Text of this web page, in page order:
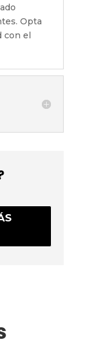
Opta
con el